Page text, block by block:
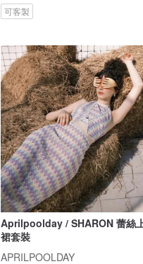
可客製
Aprilpoolday / SHARON 蕾絲
裙套裝
APRILPOOLDAY